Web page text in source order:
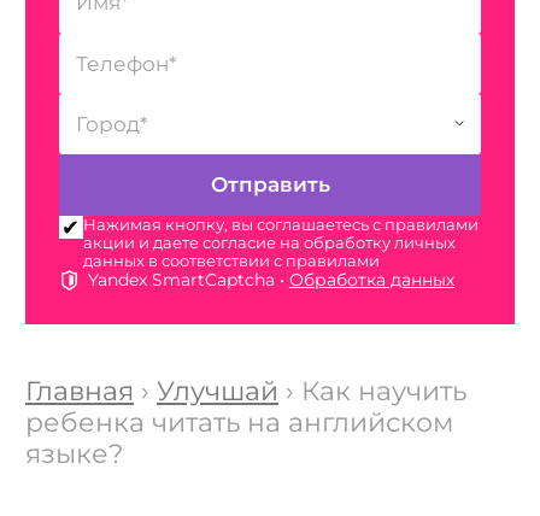
Нажимая кнопку, вы соглашаетесь с правилами
акции и даете согласие на обработку личных
данных в соответствии с правилами
Yandex SmartCaptcha • Обработка данных
Главная › Улучшай › Как научить
ребенка читать на английском
языке?